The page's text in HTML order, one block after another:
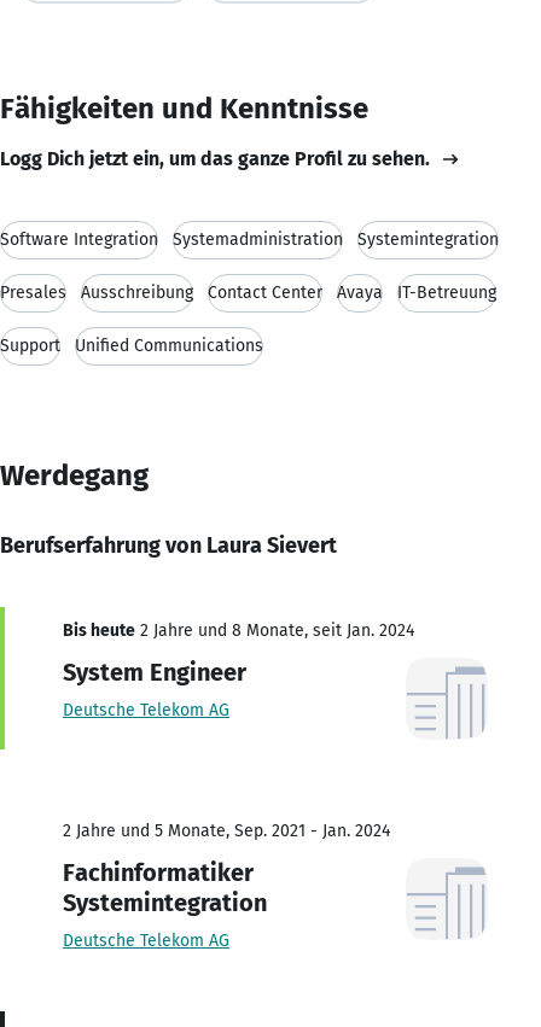
Fähigkeiten und Kenntnisse
Logg Dich jetzt ein, um das ganze Profil zu sehen.
Software Integration Systemadministration Systemintegration
Presales Ausschreibung Contact Center Avaya IT-Betreuung
Support Unified Communications
Werdegang
Berufserfahrung von Laura Sievert
Bis heute 2 Jahre und 8 Monate, seit Jan. 2024
System Engineer
Deutsche Telekom AG
2 Jahre und 5 Monate, Sep. 2021 - Jan. 2024
Fachinformatiker
Systemintegration
Deutsche Telekom AG